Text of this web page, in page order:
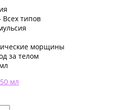
типов
морщины
за телом